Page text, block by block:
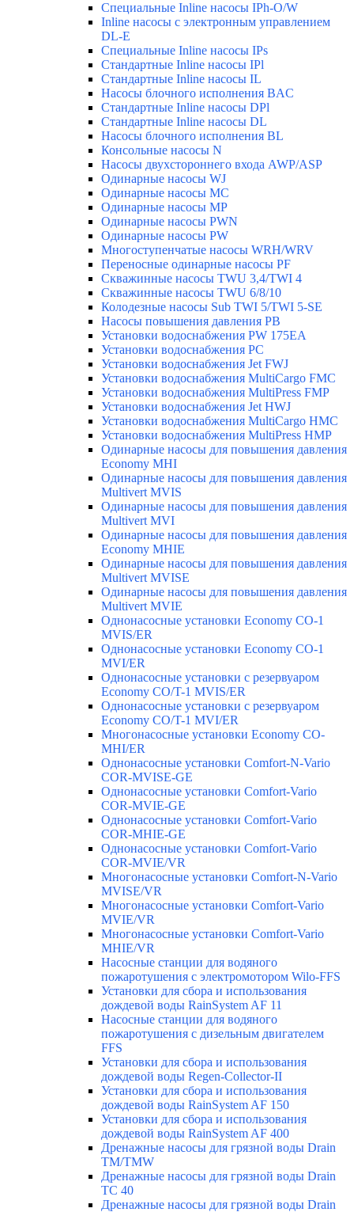
Специальные Inline насосы IPh-O/W
Inline насосы с электронным управлением
DL-E
Специальные Inline насосы IPs
Стандартные Inline насосы IPl
Стандартные Inline насосы IL
Насосы блочного исполнения BAC
Стандартные Inline насосы DPl
Стандартные Inline насосы DL
Насосы блочного исполнения BL
Консольные насосы N
Насосы двухстороннего входа AWP/ASP
Одинарные насосы WJ
Одинарные насосы MC
Одинарные насосы MP
Одинарные насосы PWN
Одинарные насосы PW
Многоступенчатые насосы WRH/WRV
Переносные одинарные насосы PF
Скважинные насосы TWU 3,4/TWI 4
Скважинные насосы TWU 6/8/10
Колодезные насосы Sub TWI 5/TWI 5-SE
Насосы повышения давления PB
Установки водоснабжения PW 175EA
Установки водоснабжения PC
Установки водоснабжения Jet FWJ
Установки водоснабжения MultiCargo FMC
Установки водоснабжения MultiPress FMP
Установки водоснабжения Jet HWJ
Установки водоснабжения MultiCargo HMC
Установки водоснабжения MultiPress HMP
Одинарные насосы для повышения давления
Economy MHI
Одинарные насосы для повышения давления
Multivert MVIS
Одинарные насосы для повышения давления
Multivert MVI
Одинарные насосы для повышения давления
Economy MHIE
Одинарные насосы для повышения давления
Multivert MVISE
Одинарные насосы для повышения давления
Multivert MVIE
Однонасосные установки Economy CO-1
MVIS/ER
Однонасосные установки Economy CO-1
MVI/ER
Однонасосные установки с резервуаром
Economy CO/T-1 MVIS/ER
Однонасосные установки с резервуаром
Economy CO/T-1 MVI/ER
Многонасосные установки Economy CO-
MHI/ER
Однонасосные установки Comfort-N-Vario
COR-MVISE-GE
Однонасосные установки Comfort-Vario
COR-MVIE-GE
Однонасосные установки Comfort-Vario
COR-MHIE-GE
Однонасосные установки Comfort-Vario
COR-MVIE/VR
Многонасосные установки Comfort-N-Vario
MVISE/VR
Многонасосные установки Comfort-Vario
MVIE/VR
Многонасосные установки Comfort-Vario
MHIE/VR
Насосные станции для водяного
пожаротушения с электромотором Wilo-FFS
Установки для сбора и использования
дождевой воды RainSystem AF 11
Насосные станции для водяного
пожаротушения с дизельным двигателем
FFS
Установки для сбора и использования
дождевой воды Regen-Collector-II
Установки для сбора и использования
дождевой воды RainSystem AF 150
Установки для сбора и использования
дождевой воды RainSystem AF 400
Дренажные насосы для грязной воды Drain
TM/TMW
Дренажные насосы для грязной воды Drain
TC 40
Дренажные насосы для грязной воды Drain